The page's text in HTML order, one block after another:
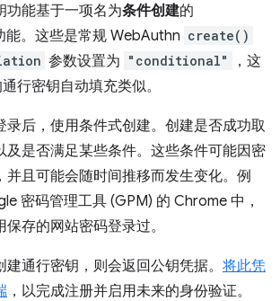
功能基于一项名为条件创建的
能。这些是常规 WebAuthn create()
参数设置为 "conditional"
，这
行密钥自动填充类似。
录后，使用条件式创建。创建是否成功取
及是否满足某些条件。这些条件可能因密
并且可能会随时间推移而发生变化。例
密码管理工具 (GPM) 的 Chrome 中，
存的网站密码登录过。
通行密钥，则会返回公钥凭据。 将此凭
，以完成注册并启用未来的身份验证。